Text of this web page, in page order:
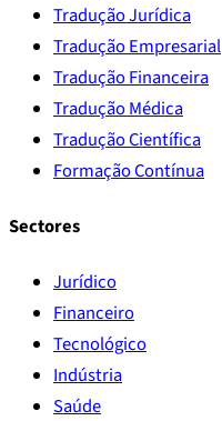
Tradução Jurídica
Tradução Empresarial
Tradução Financeira
Tradução Médica
Tradução Científica
Formação Contínua
Sectores
Jurídico
Financeiro
Tecnológico
Indústria
Saúde